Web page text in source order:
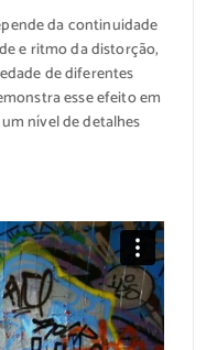
da continuidade
e ritmo da distorção,
de diferentes
esse efeito em
nível de detalhes